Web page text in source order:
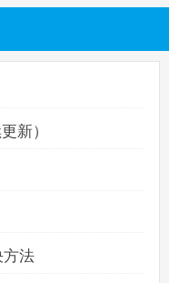
新）
法